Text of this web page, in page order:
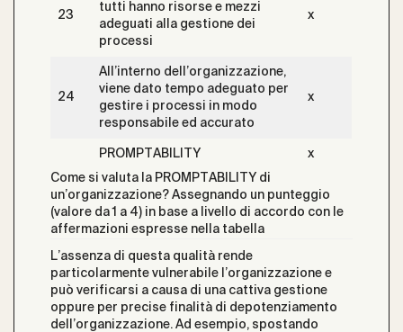
23
tutti hanno risorse e mezzi
adeguati alla gestione dei
processi
x
24
All’interno dell’organizzazione,
viene dato tempo adeguato per
gestire i processi in modo
responsabile ed accurato
x
PROMPTABILITY
x
Come si valuta la PROMPTABILITY di
un’organizzazione? Assegnando un punteggio
(valore da 1 a 4) in base a livello di accordo con le
affermazioni espresse nella tabella
L’assenza di questa qualità rende
particolarmente vulnerabile l’organizzazione e
può verificarsi a causa di una cattiva gestione
oppure per precise finalità di depotenziamento
dell’organizzazione. Ad esempio, spostando